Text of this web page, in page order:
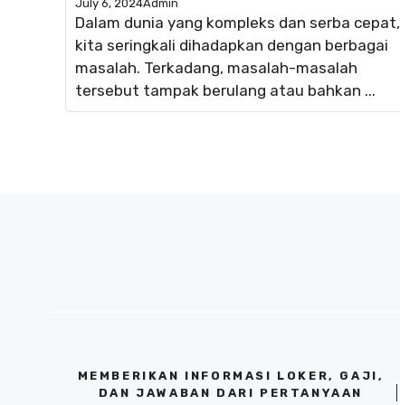
July 6, 2024Admin
Dalam dunia yang kompleks dan serba cepat,
kita seringkali dihadapkan dengan berbagai
masalah. Terkadang, masalah-masalah
tersebut tampak berulang atau bahkan ...
MEMBERIKAN INFORMASI LOKER, GAJI,
DAN JAWABAN DARI PERTANYAAN